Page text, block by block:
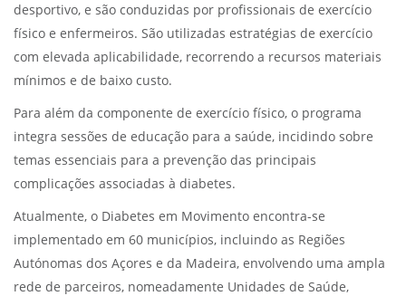
desportivo, e são conduzidas por profissionais de exercício
físico e enfermeiros. São utilizadas estratégias de exercício
com elevada aplicabilidade, recorrendo a recursos materiais
mínimos e de baixo custo.
Para além da componente de exercício físico, o programa
integra sessões de educação para a saúde, incidindo sobre
temas essenciais para a prevenção das principais
complicações associadas à diabetes.
Atualmente, o Diabetes em Movimento encontra-se
implementado em 60 municípios, incluindo as Regiões
Autónomas dos Açores e da Madeira, envolvendo uma ampla
rede de parceiros, nomeadamente Unidades de Saúde,